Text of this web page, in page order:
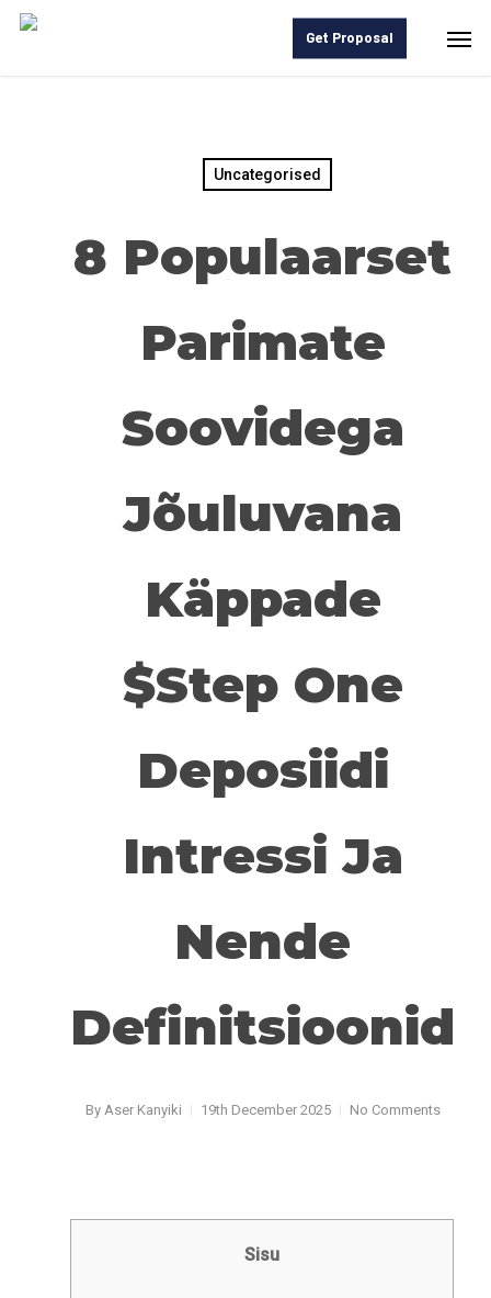
Skip
Get Proposal
Uncategorised
8 Populaarset
Parimate
Soovidega
Jõuluvana
Käppade
$step One
Deposiidi
Intressi Ja
Nende
Definitsioonid
By Aser Kanyiki 19th December 2025 No Comments
Sisu